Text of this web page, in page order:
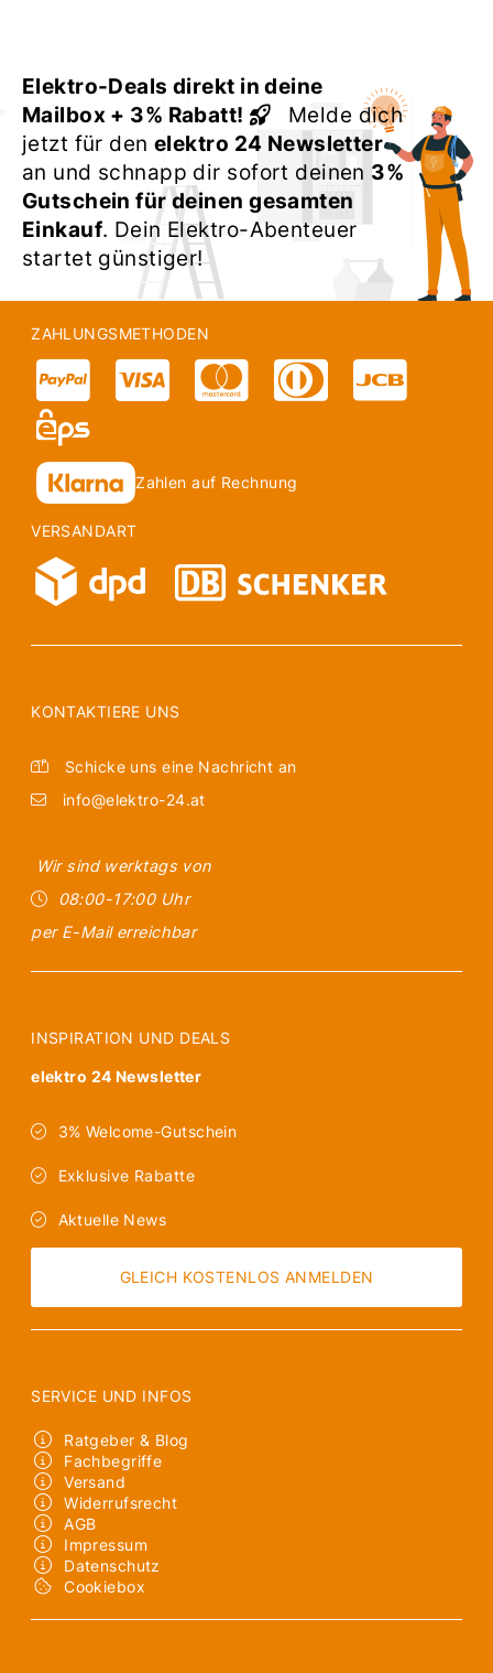
Elektro-Deals direkt in deine
Mailbox + 3% Rabatt!
Melde dich
jetzt für denelektro 24 Newsletter
an und schnapp dir sofort deinen 3%
Gutschein für deinen gesamten
Einkauf. Dein Elektro-Abenteuer
startet günstiger!
ZAHLUNGSMETHODEN
Zahlen auf Rechnung
VERSANDART
KONTAKTIERE UNS
Schicke uns eine Nachricht an
info@elektro-24.at
Wir sind werktags von
08:00-17:00 Uhr
per E-Mail erreichbar
INSPIRATION UND DEALS
elektro 24 Newsletter
3% Welcome-Gutschein
Exklusive Rabatte
Aktuelle News
GLEICH KOSTENLOS ANMELDEN
SERVICE UND INFOS
Ratgeber & Blog
Fachbegriffe
Versand
Widerrufsrecht
AGB
Impressum
Datenschutz
Cookiebox